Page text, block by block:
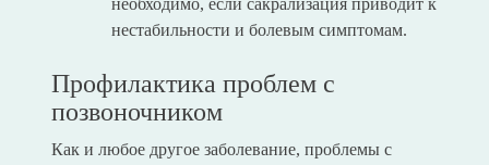
необходимо, если сакрализация приводит к
нестабильности и болевым симптомам.
Профилактика проблем с
позвоночником
Как и любое другое заболевание, проблемы с